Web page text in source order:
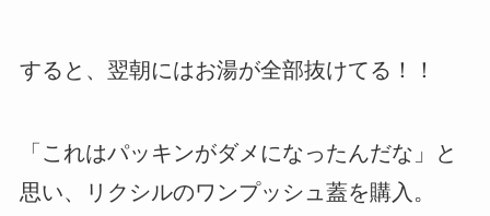
すると、翌朝にはお湯が全部抜けてる！！
「これはパッキンがダメになったんだな」と
思い、リクシルのワンプッシュ蓋を購入。